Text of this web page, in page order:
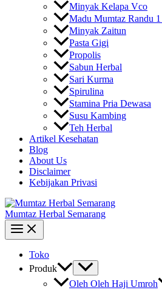
Minyak Kelapa Vco
Madu Mumtaz Randu
Minyak Zaitun
Pasta Gigi
Propolis
Sabun Herbal
Sari Kurma
Spirulina
Stamina Pria Dewasa
Susu Kambing
Teh Herbal
Artikel Kesehatan
Blog
About Us
Disclaimer
Kebijakan Privasi
Mumtaz Herbal Semarang
Toko
Produk
Oleh Oleh Haji Umroh